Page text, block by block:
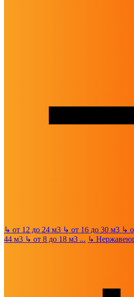
↳ от 12 до 24 м3 ↳ от 16 до 30 м3 ↳
44 м3 ↳ от 8 до 18 м3 ... ↳